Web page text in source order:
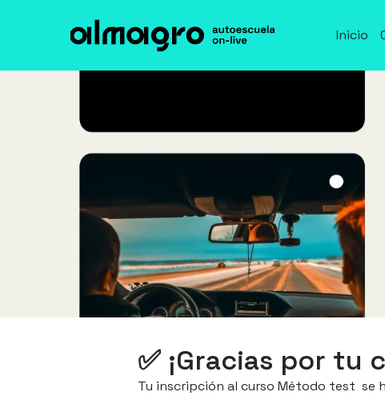
✅ ¡Gracias por tu
Tu inscripción al curso Método test  se
Inicio